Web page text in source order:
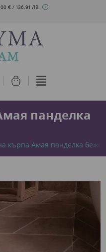
€ / 136.91 ЛВ.
панделка
кърпа Амая панделка